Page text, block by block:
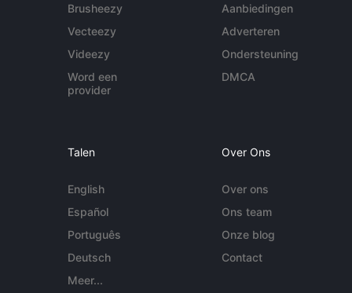
Brusheezy
Vecteezy
Videezy
Word een
provider
Aanbiedingen
Adverteren
Ondersteuning
DMCA
Talen
English
Español
Português
Deutsch
Meer...
Over Ons
Over ons
Ons team
Onze blog
Contact